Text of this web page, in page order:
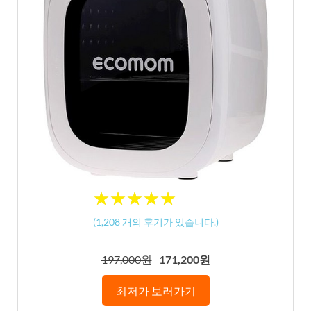
★★★★★
★★★★★
(1,208개의 후기가 있습니다.)
197,000원 171,200원
최저가 보러가기